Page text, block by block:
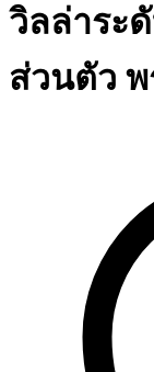
วิลล่าระ
ส่วนตัว พ